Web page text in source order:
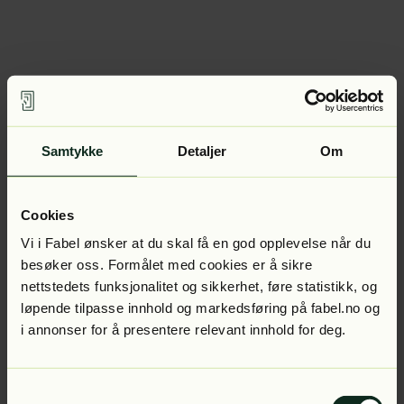
Samtykke Detaljer Om
Cookies
Vi i Fabel ønsker at du skal få en god opplevelse når du
besøker oss. Formålet med cookies er å sikre
nettstedets funksjonalitet og sikkerhet, føre statistikk, og
løpende tilpasse innhold og markedsføring på fabel.no og
i annonser for å presentere relevant innhold for deg.